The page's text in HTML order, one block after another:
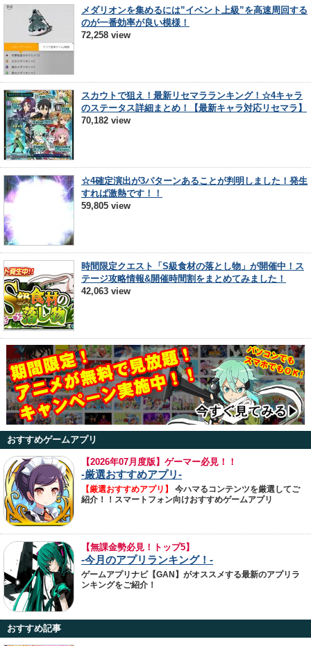
メダリオンを集めるには”イベント上級”を高速周回する
のが一番効率が良い模様！
72,258 view
スカウトで狙え！最新リセマラランキング！☆4キャラ
のステータス詳細まとめ！【最新キャラ対応リセマラ】
70,182 view
☆4確定演出が3パターンあることが判明しました！発生
すれば激熱です！！
59,805 view
時間限定クエスト「S級食材の落とし物」が開催中！ス
テージ攻略情報&開催時間割をまとめてみました！
42,063 view
おすすめゲームアプリ
【2026年07月度版】ゲーマー必見！！
-厳選おすすめアプリ-
【厳選おすすめアプリ】
今ハマるコンテンツを厳選してご
紹介！！スマートフォン向けおすすめゲームアプリ
【無課金勢必見！トップ5】
-今月のアプリランキング！-
ゲームアプリナビ【GAN】がオススメする最新のアプリラ
ンキングをご紹介！
おすすめ記事